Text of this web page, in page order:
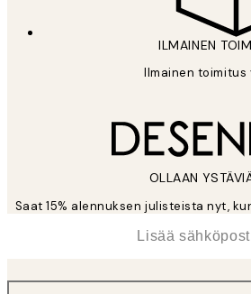
ILMAINEN
Ilmainen toimitus
OLLAAN
Saat 15% alennuksen julisteista nyt,